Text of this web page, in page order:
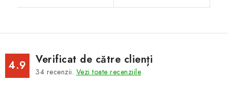
4.9 Verificat de către clienți
34 recenzii. Vezi toate recenziile